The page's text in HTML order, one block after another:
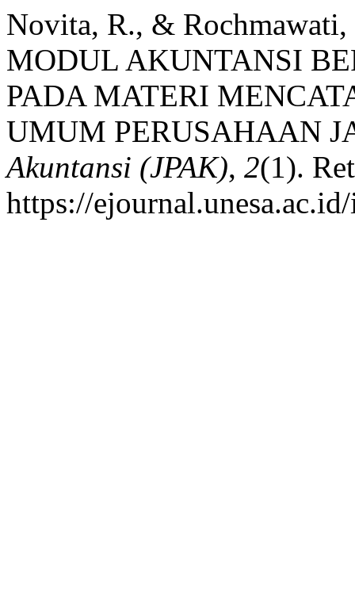
Novita, R., &
MODUL AKUNTANSI
PADA MATERI
UMUM PERUSAHAAN
Akuntansi (JPAK), 2(1).
https://